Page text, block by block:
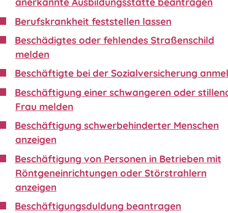
Berufskrankheit feststellen lassen
Beschädigtes oder fehlendes Straßenschild
melden
Beschäftigte bei der Sozialversicherung
Beschäftigung einer schwangeren oder
Frau melden
Beschäftigung schwerbehinderter Menschen
anzeigen
Beschäftigung von Personen in Betrieben mit
Röntgeneinrichtungen oder Störstrahlern
anzeigen
Beschäftigungsduldung beantragen